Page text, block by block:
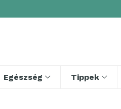
Egészség Tippek